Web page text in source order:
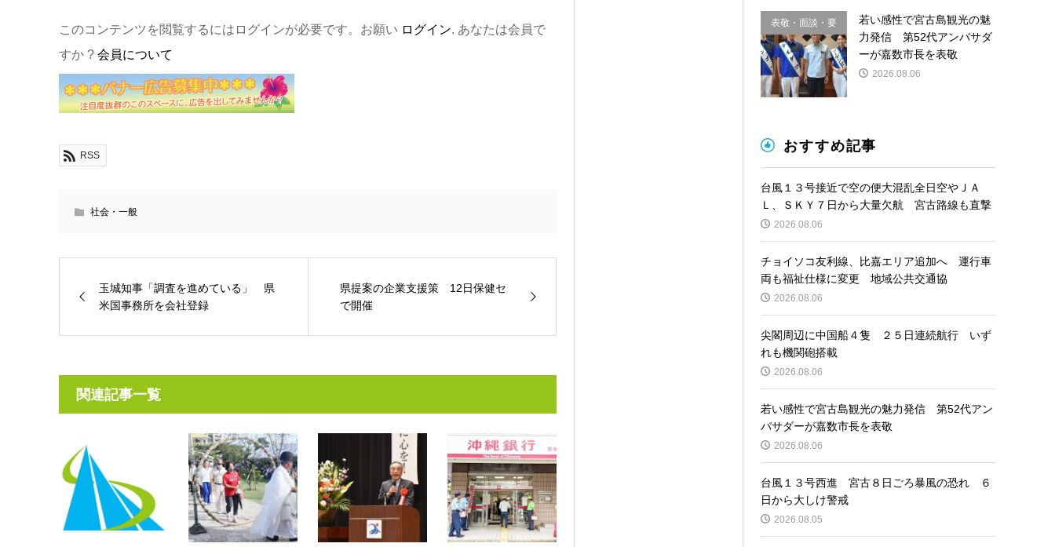
このコンテンツを閲覧するにはログインが必要です。お願い ログイン. あなたは会員で
すか ? 会員について
RSS
社会・一般
玉城知事「調査を進めている」 県
米国事務所を会社登録
県提案の企業支援策 12日保健セ
で開催
関連記事一覧
表敬・面談・要
請
若い感性で宮古島観光の魅
力発信 第52代アンバサダ
ーが嘉数市長を表敬
2026.08.06
おすすめ記事
台風１３号接近で空の便大混乱全日空やＪＡ
Ｌ、ＳＫＹ７日から大量欠航 宮古路線も直撃
2026.08.06
チョイソコ友利線、比嘉エリア追加へ 運行車
両も福祉仕様に変更 地域公共交通協
2026.08.06
尖閣周辺に中国船４隻 ２５日連続航行 いず
れも機関砲搭載
2026.08.06
若い感性で宮古島観光の魅力発信 第52代アン
バサダーが嘉数市長を表敬
2026.08.06
台風１３号西進 宮古８日ごろ暴風の恐れ ６
日から大しけ警戒
2026.08.05